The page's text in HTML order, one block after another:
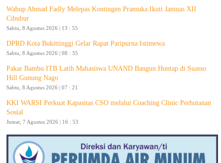
Wabup Ahmad Fadly Melepas Kontingen Pramuka Ikuti Jamnas XII
Cibubur
Sabtu, 8 Agustus 2026 | 13 : 55
DPRD Kota Bukittinggi Gelar Rapat Paripurna Istimewa
Sabtu, 8 Agustus 2026 | 08 : 35
Pakar Bambu ITB Latih Mahasiswa UNAND Bangun Huntap di Suasso
Hill Gunung Nago
Sabtu, 8 Agustus 2026 | 07 : 21
KKI WARSI Perkuat Kapasitas CSO melalui Coaching Clinic Perhutanan
Sosial
Jumat, 7 Agustus 2026 | 16 : 53